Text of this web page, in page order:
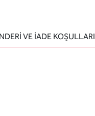
VE İADE KOŞULLARI